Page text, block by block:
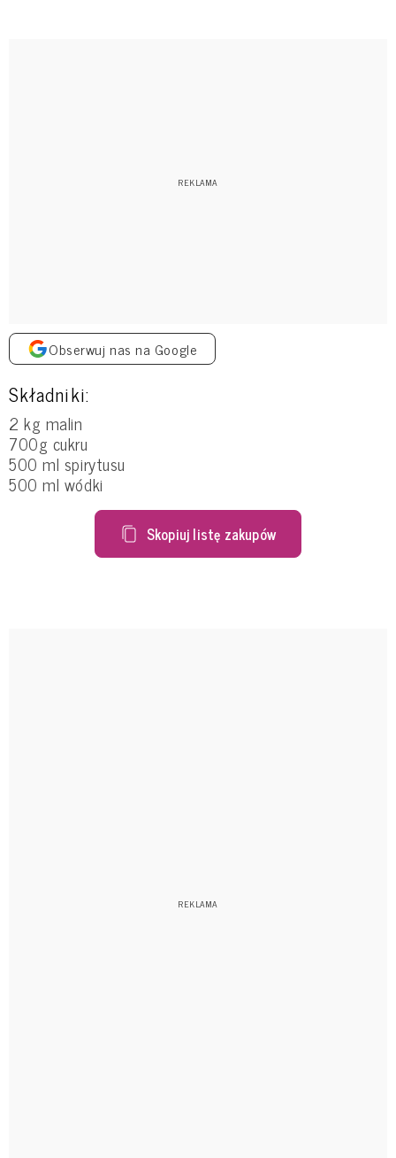
Obserwuj nas na Google
Składniki:
2 kg malin
700g cukru
500 ml spirytusu
500 ml wódki
Skopiuj listę zakupów